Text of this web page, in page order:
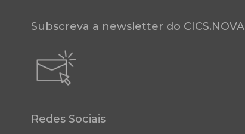
Subscreva a newsletter do CICS.NOVA
Redes Sociais